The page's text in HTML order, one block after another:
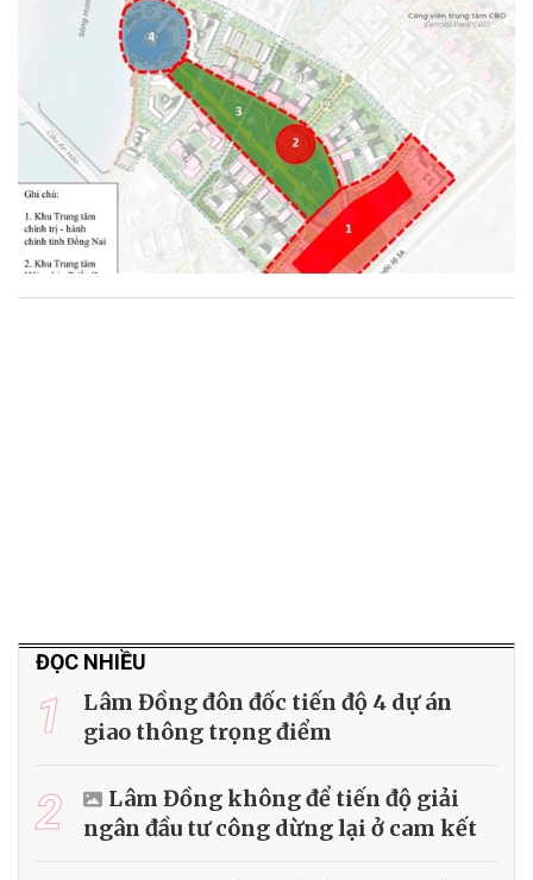
ĐỌC NHIỀU
1
Lâm Đồng đôn đốc tiến độ 4 dự án
giao thông trọng điểm
2
Lâm Đồng không để tiến độ giải
ngân đầu tư công dừng lại ở cam kết